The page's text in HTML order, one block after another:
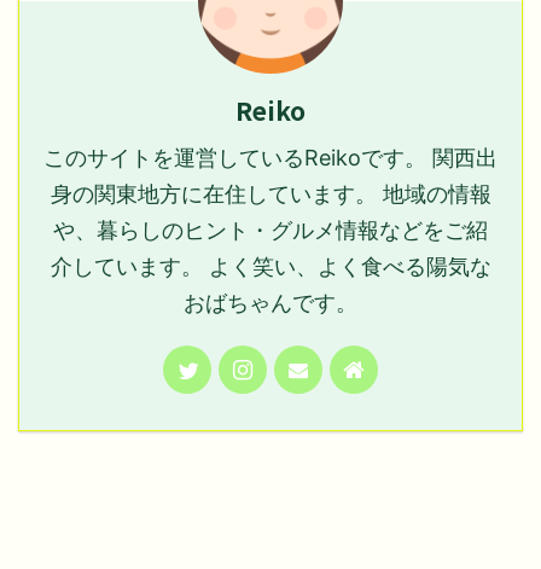
Reiko
このサイトを運営しているReikoです。 関西出
身の関東地方に在住しています。 地域の情報
や、暮らしのヒント・グルメ情報などをご紹
介しています。 よく笑い、よく食べる陽気な
おばちゃんです。